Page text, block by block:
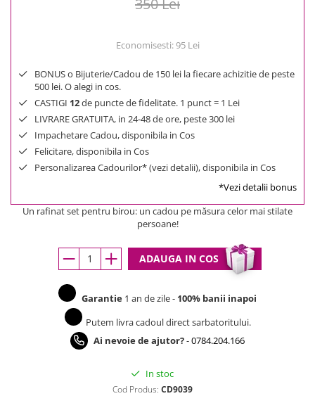
350 Lei
Economisesti:95 Lei
BONUS o Bijuterie/Cadou de 150 lei la fiecare achizitie de peste
500 lei. O alegi in cos.
CASTIGI 12de puncte de fidelitate. 1 punct = 1 Lei
LIVRARE GRATUITA, in 24-48 de ore, peste 300 lei
Impachetare Cadou, disponibila in Cos
Felicitare, disponibila in Cos
Personalizarea Cadourilor* (vezi detalii), disponibila in Cos
*Vezi detalii bonus
Un rafinat set pentru birou: un cadou pe măsura celor mai stilate
persoane!
ADAUGA IN COS
Garantie 1 an de zile - 100% banii inapoi
Putem livra cadoul direct sarbatoritului.
Ai nevoie de ajutor?-0784.204.166
In stoc
Cod Produs: CD9039